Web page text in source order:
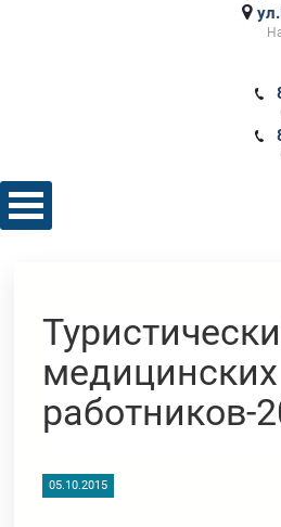
медицинских
работников-
05.10.2015